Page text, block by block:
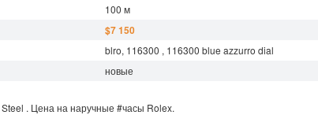
100 м
$7 150
blro, 116300 , 116300 blue azzurro dial
новые
Steel . Цена на наручные #часы Rolex.